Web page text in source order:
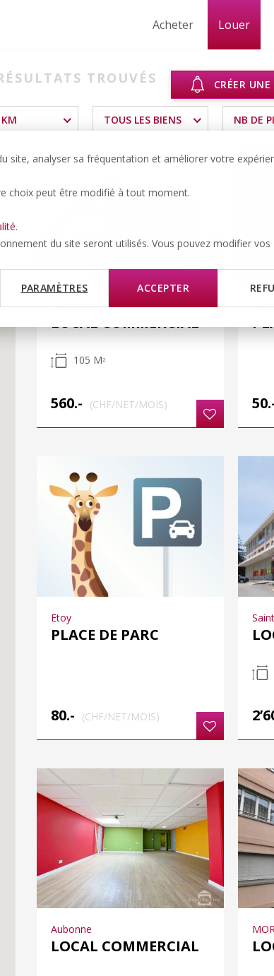
site, analyser sa fréquentation et améliorer votre
choix peut être modifié à tout moment.
.
du site seront utilisés. Vous pouvez modifier vos
PARAMÈTRES ACCEPTER
Acheter Louer
TROUVÉS CRÉER
TOUS LES BIENS NB DE
Saint-Prex
LOCAL COMMERCIAL
105 M2
560.- (CHF/NET/MOIS)
Etoy
PLACE DE PARC
80.- (CHF/NET/MOIS)
Aubonne
LOCAL COMMERCIAL